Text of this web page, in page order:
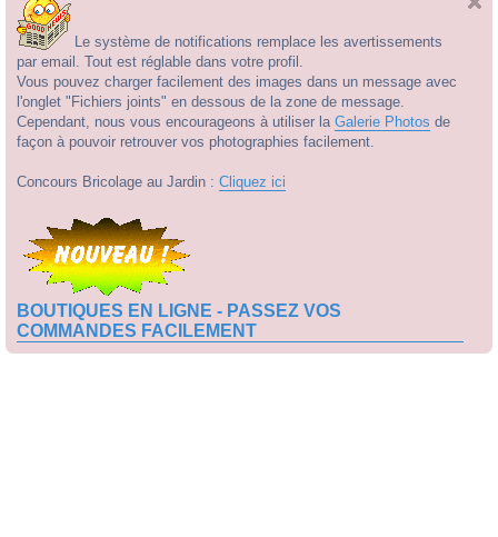
Le système de notifications remplace les avertissements
par email. Tout est réglable dans votre profil.
Vous pouvez charger facilement des images dans un message avec
l'onglet "Fichiers joints" en dessous de la zone de message.
Cependant, nous vous encourageons à utiliser la Galerie Photos de
façon à pouvoir retrouver vos photographies facilement.
Concours Bricolage au Jardin : Cliquez ici
BOUTIQUES EN LIGNE - PASSEZ VOS
COMMANDES FACILEMENT